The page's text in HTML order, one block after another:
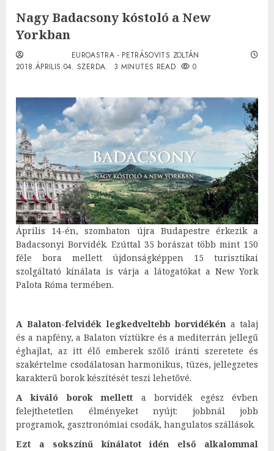
Nagy Badacsony kóstoló a New
Yorkban
EUROASTRA - PETRÁSOVITS ZOLTÁN
2018.ÁPRILIS.04. SZERDA.
3 MINUTES READ 0
Április 14-én, szombaton újra Budapestre érkezik a
Badacsonyi Borvidék. Ezúttal 35 borászat több mint 150
féle bora mellett újdonságképpen 15 turisztikai
szolgáltató kínálata is várja a látogatókat a New York
Palota Róma termében.
A Balaton-felvidék legkedveltebb borvidékén a talaj
és a napfény, a Balaton víztükre és a mediterrán jellegű
éghajlat, az itt élő emberek szőlő iránti szeretete és
szakértelme csodálatosan harmonikus, tüzes, jellegzetes
karakterű borok készítését teszi lehetővé.
A kiváló borok mellett a borvidék egész évben
felejthetetlen élményeket nyújt: jobbnál jobb
programok, gasztronómiai csodák, hangulatos szállások.
Ezt a sokszínű kínálatot idén első alkalommal